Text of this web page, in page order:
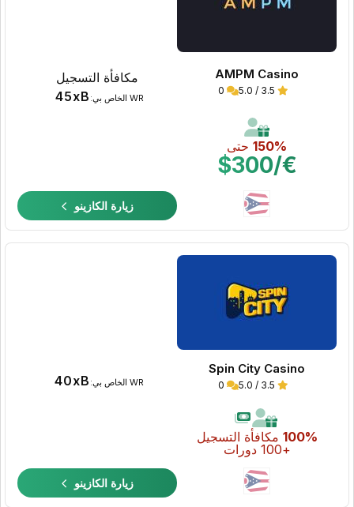
AMPM Casino
3.5 / 5.0
0
150%حتى
€/$300
مكافأة التسجيل
WR الخاص بي: 45xB
زيارة الكازينو
Spin City Casino
3.5 / 5.0
0
100%مكافأة التسجيل
+100 دورات
WR الخاص بي: 40xB
زيارة الكازينو